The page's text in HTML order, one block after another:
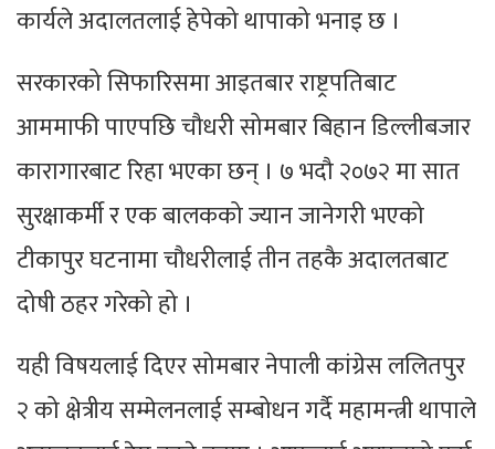
कार्यले अदालतलाई हेपेको थापाको भनाइ छ ।
सरकारको सिफारिसमा आइतबार राष्ट्रपतिबाट
आममाफी पाएपछि चौधरी सोमबार बिहान डिल्लीबजार
कारागारबाट रिहा भएका छन् । ७ भदौ २०७२ मा सात
सुरक्षाकर्मी र एक बालकको ज्यान जानेगरी भएको
टीकापुर घटनामा चौधरीलाई तीन तहकै अदालतबाट
दोषी ठहर गरेको हो ।
यही विषयलाई दिएर सोमबार नेपाली कांग्रेस ललितपुर
२ को क्षेत्रीय सम्मेलनलाई सम्बोधन गर्दै महामन्त्री थापाले